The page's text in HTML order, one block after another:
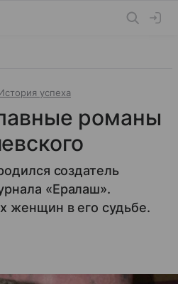
успеха
романы
создатель
«Ералаш».
женщин в его судьбе.